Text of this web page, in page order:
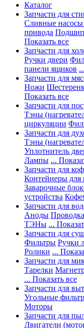
Каталог
Запчасти для
Сливные
привода
Показать все
Запчасти для
Ручки двери
панели ящиков
Запчасти для
Ножи
Показать все
Запчасти для
Тэны
циркуляции
Запчасти для
Тэны
Уплотнитель
Лампы ...
Запчасти для
Контейнеры для
Заварочные
устройства
Запчасти для
Аноды
ТЭНы ...
Запчасти для
Фильтры Ручки
Ролики ...
Запчасти для
Тарелки
... Показать все
Запчасти для
Угольные
Моторы
Запчасти для
Двигатели